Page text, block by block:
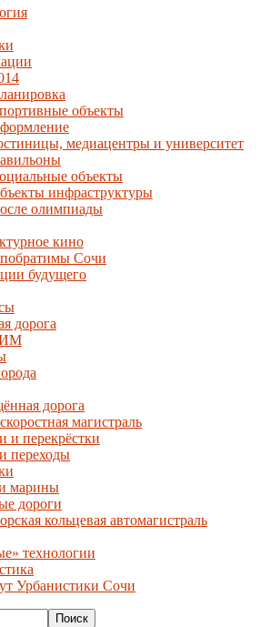
объекты
медиацентры и университет
объекты
инфраструктуры
олимпиады
кино
Сочи
будущего
дорога
дорога
магистраль
и перекрёстки
переходы
марины
дороги
кольцевая автомагистраль
технологии
Урбанистики Сочи